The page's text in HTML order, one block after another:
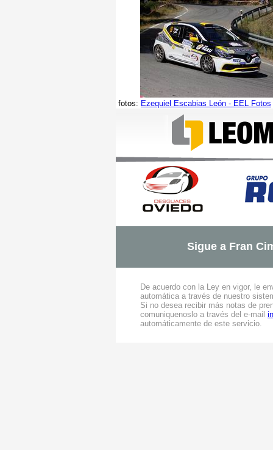
fotos: Ezequiel Escabias León - EEL Fotos
Sigue a Fran
De acuerdo con la Ley en vigor, le
automática a través de nuestro
Si no desea recibir más notas de
comuniquenoslo a través del e-mail
automáticamente de este servicio.